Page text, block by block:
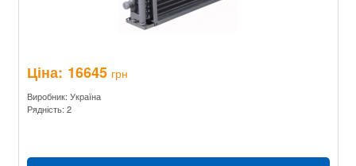
Ціна: 16645 грн
Виробник: Україна
Рядність: 2